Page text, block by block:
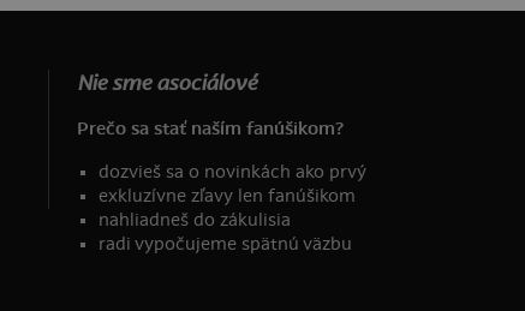
Nie sme asociálové
Prečo sa stať naším fanúšikom?
dozvieš sa o novinkách ako prvý
exkluzívne zľavy len fanúšikom
nahliadneš do zákulisia
radi vypočujeme spätnú väzbu